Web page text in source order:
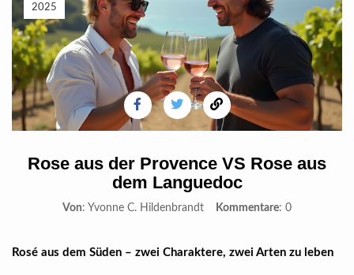
2025
Rose aus der Provence VS Rose aus
dem Languedoc
Von: Yvonne C. Hildenbrandt Kommentare: 0
Rosé aus dem Süden – zwei Charaktere, zwei Arten zu leben